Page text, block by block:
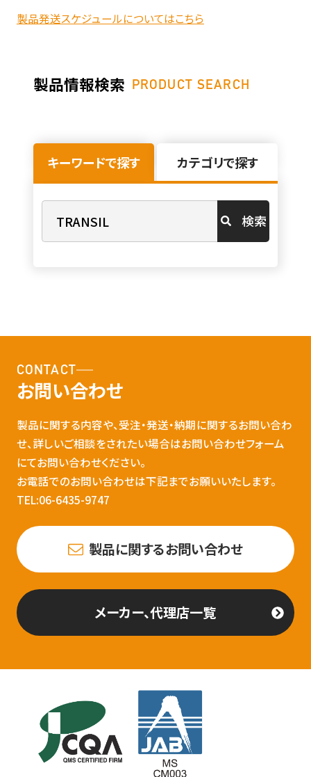
製品発送スケジュールについてはこちら
製品情報検索 PRODUCT SEARCH
キーワードで探す カテゴリで探す
検索
CONTACT
お問い合わせ
製品に関する内容や、受注・発送・納期に関するお問い合わ
せ、詳しいご相談をされたい場合はお問い合わせフォーム
にてお問い合わせください。
お電話でのお問い合わせは下記までお願いいたします。
TEL:06-6435-9747
製品に関するお問い合わせ
メーカー、代理店一覧